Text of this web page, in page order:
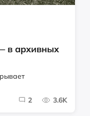
в архивных
2 3.6K